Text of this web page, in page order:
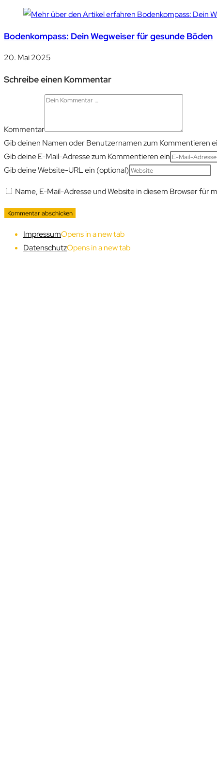
Bodenkompass: Dein Wegweiser für gesunde Böden
20. Mai 2025
Schreibe einen Kommentar
Kommentar
Gib deinen Namen oder Benutzernamen zum Kommentieren
Gib deine E-Mail-Adresse zum Kommentieren ein
Gib deine Website-URL ein (optional)
Name, E-Mail-Adresse und Website in diesem Browser für
ImpressumOpens in a new tab
DatenschutzOpens in a new tab